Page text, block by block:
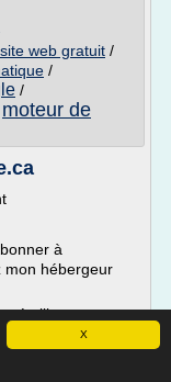
X
web gratuit /
/
/
moteur de
à
mon hébergeur
ailleurs et
ainsi que des
ainsi utiliser
copies de...